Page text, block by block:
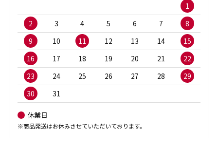
1
2
3 4 5 6 7
8
9
10 11 12 13 14
15
16
17 18 19 20 21
22
23
24 25 26 27 28
29
30
31
休業日
※商品発送はお休みさせていただいております。